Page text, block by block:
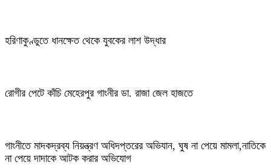
হরিণাকুণ্ডুতে ধানক্ষেত থেকে যুবকের লাশ উদ্ধার
রোগীর পেটে কাঁচি মেহেরপুর গাংনীর ডা. রাজা জেল হাজতে
গাংনীতে মাদকদ্রব্য নিয়ন্ত্রণ অধিদপ্তরের অভিযান, ঘুষ না পেয়ে মামলা,নাতিকে
না পেয়ে দাদাকে আটক করার অভিযোগ